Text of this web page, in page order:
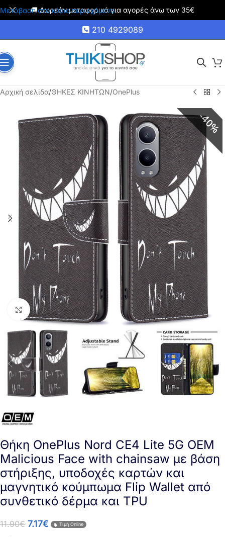
Μετάβαση στο κύριο περιεχόμενο
🚚 Δωρεάν μεταφορικά για αγορές άνω των 35€
210 4929089
Αρχική σελίδα/ΘΗΚΕΣ ΚΙΝΗΤΩΝ/OnePlus
40%
Click to enlarge
Θήκη OnePlus Nord CE4 Lite 5G OEM
Μalicious Face with chainsaw με βάση
στήριξης, υποδοχές καρτών και
μαγνητικό κούμπωμα Flip Wallet από
συνθετικό δέρμα και TPU
11.90€ 7.17€ Τιμή Online